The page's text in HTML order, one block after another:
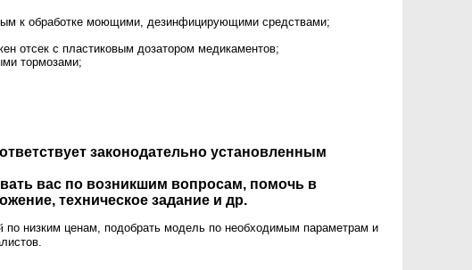
к обработке моющими, дезинфицирующими средствами;
отсек с пластиковым дозатором медикаментов;
тормозами;
законодательно установленным
вас по возникшим вопросам, помочь в
техническое задание и др.
по низким ценам, подобрать модель по необходимым параметрам и